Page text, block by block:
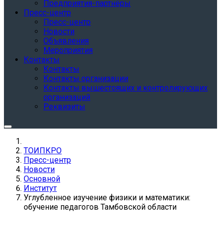
Предприятия-партнёры
Пресс-центр
Пресс-центр
Новости
Объявления
Мероприятия
Контакты
Контакты
Контакты организации
Контакты вышестоящих и контролирующих
организаций
Реквизиты
ТОИПКРО
Пресс-центр
Новости
Основной
Институт
Углубленное изучение физики и математики:
обучение педагогов Тамбовской области